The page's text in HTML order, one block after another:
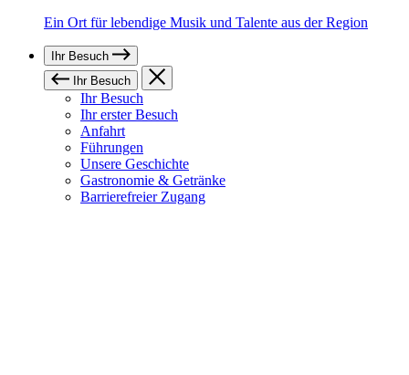
Ein Ort für lebendige Musik und Talente aus der Region
Ihr Besuch
Ihr Besuch
Ihr Besuch
Ihr erster Besuch
Anfahrt
Führungen
Unsere Geschichte
Gastronomie & Getränke
Barrierefreier Zugang